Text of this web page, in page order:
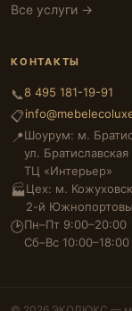
Все услуги →
КОНТАКТЫ
📞8 495 181-19-91
📋
📍Шоурум: м.
ул. Братиславская
ТЦ «Интерьер»
🏭Цех: м.
2-й
🕑Пн–Пт 9:00–20:00
Сб–Вс 10:00–18:00